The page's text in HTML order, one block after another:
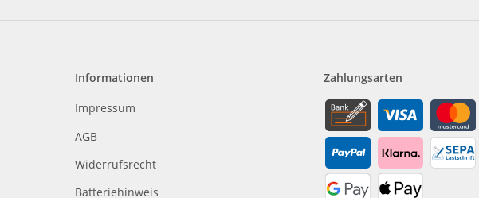
Informationen
Impressum
AGB
Widerrufsrecht
Batteriehinweis
Zahlungsarten